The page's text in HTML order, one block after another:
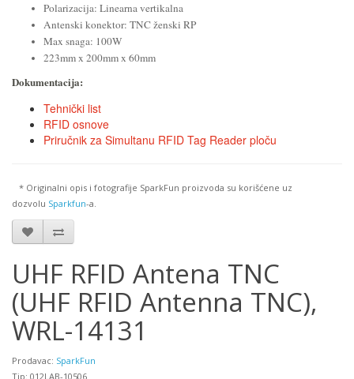
Polarizacija: Linearna vertikalna
Antenski konektor: TNC ženski RP
Max snaga: 100W
223mm x 200mm x 60mm
Dokumentacija:
Tehnički list
RFID osnove
Priručnik za Simultanu RFID Tag Reader ploču
* Originalni opis i fotografije SparkFun proizvoda su korišćene uz
dozvolu Sparkfun-a.
UHF RFID Antena TNC
(UHF RFID Antenna TNC),
WRL-14131
Prodavac: SparkFun
Tip: 012LAB-10506